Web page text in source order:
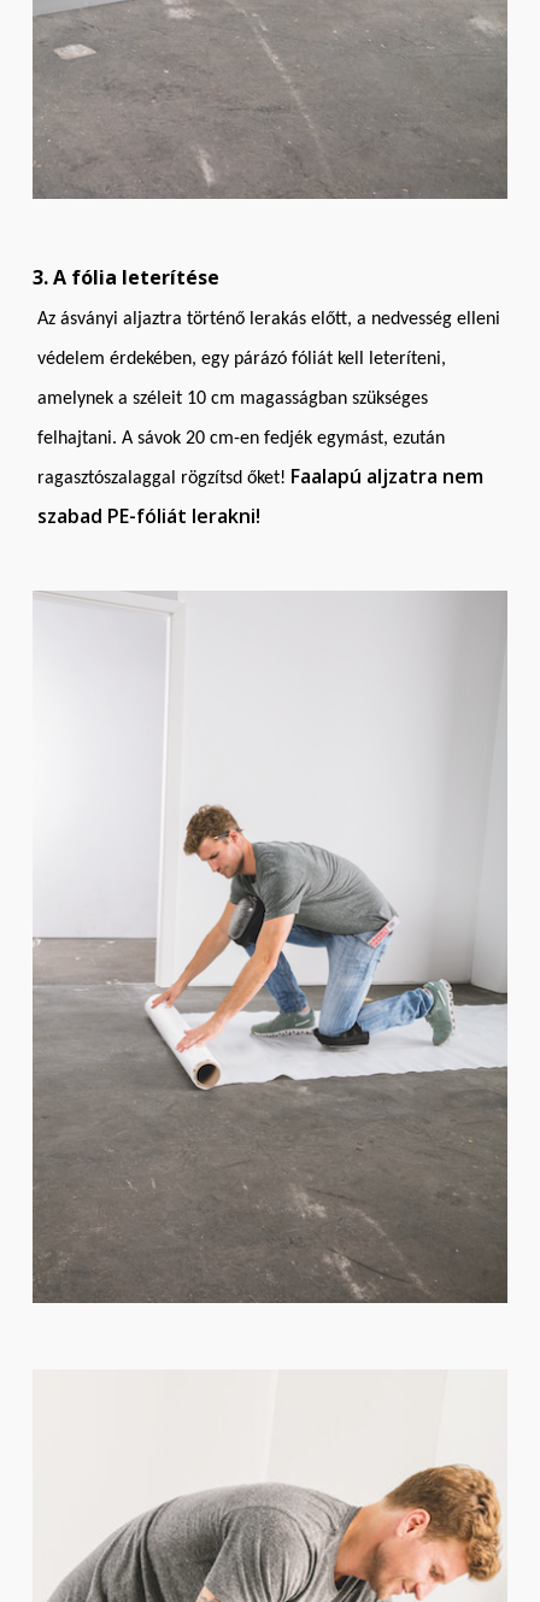
3. A fólia leterítése
Az ásványi aljaztra történő lerakás előtt, a nedvesség elleni
védelem érdekében, egy párázó fóliát kell leteríteni,
amelynek a széleit 10 cm magasságban szükséges
felhajtani. A sávok 20 cm-en fedjék egymást, ezután
ragasztószalaggal rögzítsd őket! Faalapú aljzatra nem
szabad PE-fóliát lerakni!